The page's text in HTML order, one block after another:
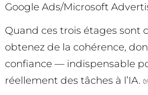
Google Ads/Microsoft
Quand ces trois étages sont
obtenez de la cohérence,
confiance — indispensable
réellement des tâches à l’IA.